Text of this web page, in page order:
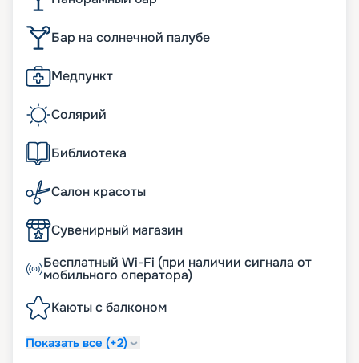
Бар на солнечной палубе
Медпункт
Солярий
Библиотека
Салон красоты
Сувенирный магазин
Бесплатный Wi-Fi (при наличии сигнала от
мобильного оператора)
Каюты с балконом
Показать все (+2)